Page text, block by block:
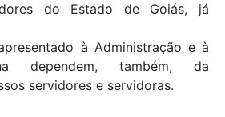
do Estado de Goiás, já
à Administração e à
dependem, também, da
servidores e servidoras.